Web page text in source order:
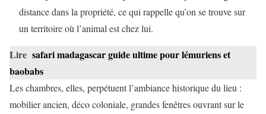
distance dans la propriété, ce qui rappelle qu’on se trouve sur
un territoire où l’animal est chez lui.
Lire safari madagascar guide ultime pour lémuriens et
baobabs
Les chambres, elles, perpétuent l’ambiance historique du lieu :
mobilier ancien, déco coloniale, grandes fenêtres ouvrant sur le